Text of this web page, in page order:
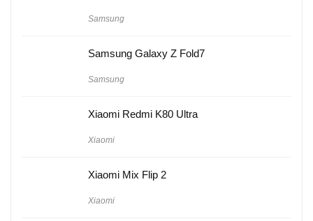
Samsung
Samsung Galaxy Z Fold7
Samsung
Xiaomi Redmi K80 Ultra
Xiaomi
Xiaomi Mix Flip 2
Xiaomi